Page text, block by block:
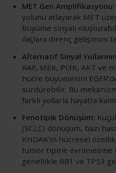
MET Gen Amplifikasyonu:
yolunu atlayarak MET
büyüme sinyali
ilaçlara direnç gelişimini
Alternatif Sinyal
RAF, MEK, PI3K, AKT ve
hücre büyümesini
sürdürebilir. Bu
farklı yollarla hayatta
Fenotipik Dönüşüm:
(SCLC) dönüşüm, bazı
KHDAK’ın hücresel
tümör tipine evrilmesine
genellikle RB1 ve TP53